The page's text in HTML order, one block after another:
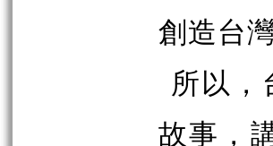
創造台
所以
故事，